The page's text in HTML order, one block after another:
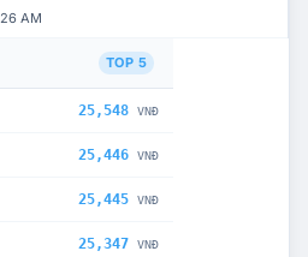
AM
TOP 5
25,548 VNĐ
25,446 VNĐ
25,445 VNĐ
25,347 VNĐ